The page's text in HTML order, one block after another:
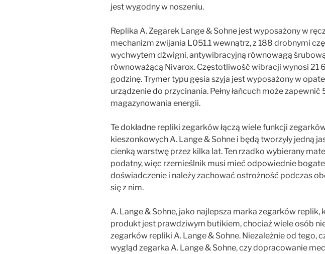
jest wygodny w noszeniu.
Replika A. Zegarek Lange & Sohne jest wyposażony w
mechanizm zwijania L051.1 wewnątrz, z 188 drobnymi
wychwytem dźwigni, antywibracyjną równowagą
równoważącą Nivarox. Częstotliwość wibracji wynosi 21
godzinę. Trymer typu gęsia szyja jest wyposażony w
urządzenie do przycinania. Pełny łańcuch może zapewnić
magazynowania energii.
Te dokładne repliki zegarków łączą wiele funkcji
kieszonkowych A. Lange & Sohne i będą tworzyły jedną
cienką warstwę przez kilka lat. Ten rzadko wybierany
podatny, więc rzemieślnik musi mieć odpowiednie bogate
doświadczenie i należy zachować ostrożność podczas
się z nim.
A. Lange & Sohne, jako najlepsza marka zegarków replik,
produkt jest prawdziwym butikiem, chociaż wiele osób
zegarków repliki A. Lange & Sohne. Niezależnie od tego,
wygląd zegarka A. Lange & Sohne, czy dopracowanie